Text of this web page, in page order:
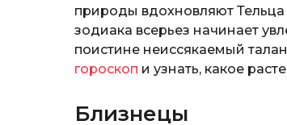
природы вдохновляют Тельца
зодиака всерьез начинает
поистине неиссякаемый
гороскоп и узнать, какое
Близнецы